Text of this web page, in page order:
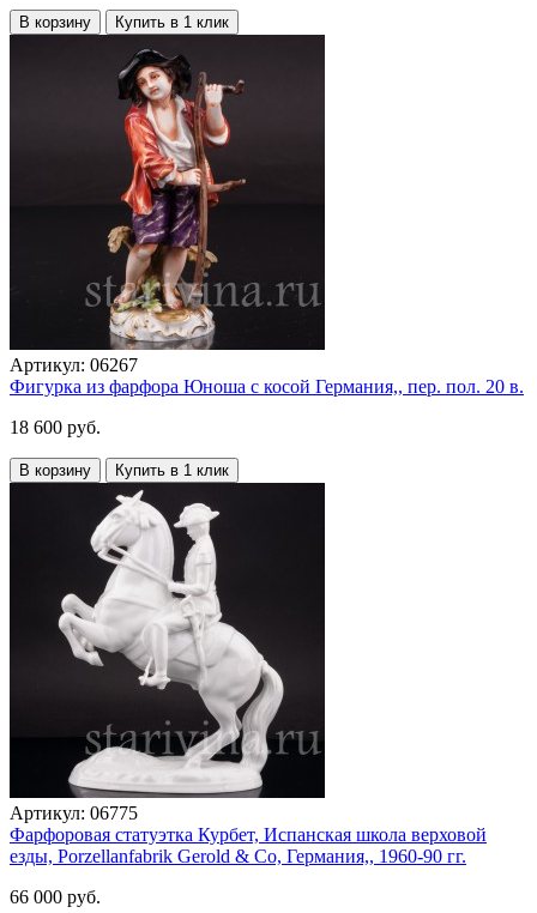
В корзину Купить в 1 клик
Артикул: 06267
Фигурка из фарфора Юноша с косой Германия,, пер. пол. 20 в.
18 600 руб.
В корзину Купить в 1 клик
Артикул: 06775
Фарфоровая статуэтка Курбет, Испанская школа верховой
езды, Porzellanfabrik Gerold & Co, Германия,, 1960-90 гг.
66 000 руб.